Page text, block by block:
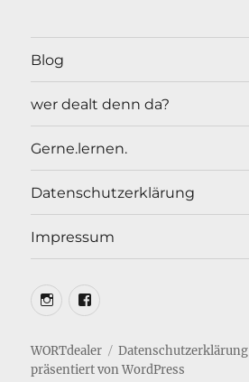
Blog
wer dealt denn da?
Gerne.lernen.
Datenschutzerklärung
Impressum
InstaFacebook
WORTdealer Datenschutzerklärung
präsentiert von WordPress